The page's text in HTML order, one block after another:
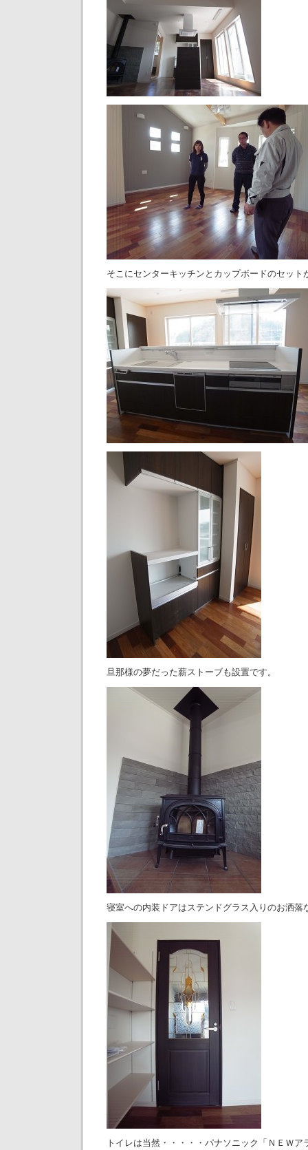
そこにセンターキッチンとカップボードのセット
旦那様の夢だった薪ストーブも設置です。
寝室への内装ドアはステンドグラス入りのお洒落
トイレは当然・・・・・パナソニック「ＮＥＷア